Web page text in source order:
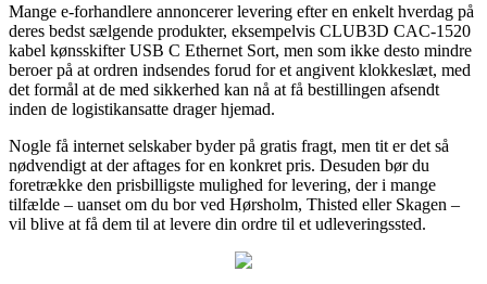
Mange e-forhandlere annoncerer levering efter en enkelt hverdag på
deres bedst sælgende produkter, eksempelvis CLUB3D CAC-1520
kabel kønsskifter USB C Ethernet Sort, men som ikke desto mindre
beroer på at ordren indsendes forud for et angivent klokkeslæt, med
det formål at de med sikkerhed kan nå at få bestillingen afsendt
inden de logistikansatte drager hjemad.
Nogle få internet selskaber byder på gratis fragt, men tit er det så
nødvendigt at der aftages for en konkret pris. Desuden bør du
foretrække den prisbilligste mulighed for levering, der i mange
tilfælde – uanset om du bor ved Hørsholm, Thisted eller Skagen –
vil blive at få dem til at levere din ordre til et udleveringssted.